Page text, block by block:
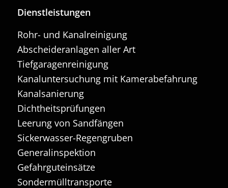
Dienstleistungen
Rohr- und Kanalreinigung
Abscheideranlagen aller Art
Tiefgaragenreinigung
Kanaluntersuchung mit Kamerabefahrung
Kanalsanierung
Dichtheitsprüfungen
Leerung von Sandfängen
Sickerwasser-Regengruben
Generalinspektion
Gefahrguteinsätze
Sondermülltransporte